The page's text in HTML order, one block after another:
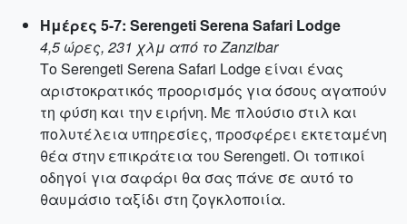
Ημέρες 5-7: Serengeti Serena Safari Lodge
4,5 ώρες, 231 χλμ από το Zanzibar
Το Serengeti Serena Safari Lodge είναι ένας
αριστοκρατικός προορισμός για όσους αγαπούν
τη φύση και την ειρήνη. Με πλούσιο στιλ και
πολυτέλεια υπηρεσίες, προσφέρει εκτεταμένη
θέα στην επικράτεια του Serengeti. Οι τοπικοί
οδηγοί για σαφάρι θα σας πάνε σε αυτό το
θαυμάσιο ταξίδι στη ζογκλοποιία.